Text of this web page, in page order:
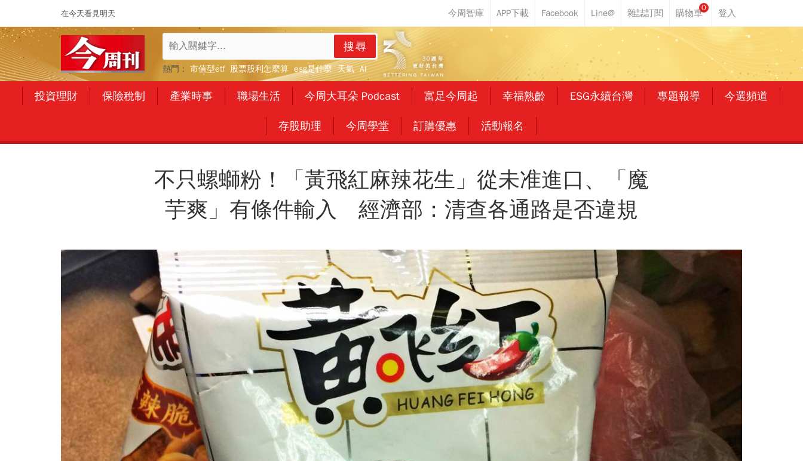
在今天看見明天
0
搜尋
熱門： 市值型etf 股票股利怎麼算 esg是什麼 天氣 AI
投資理財 保險稅制 產業時事 職場生活 今周大耳朵 Podcast 富足今周起 幸福熟齡 ESG永續台灣 專題報導 今選頻道
存股助理 今周學堂 訂購優惠 活動報名
不只螺螄粉！「黃飛紅麻辣花生」從未准進口、「魔
芋爽」有條件輸入 經濟部：清查各通路是否違規